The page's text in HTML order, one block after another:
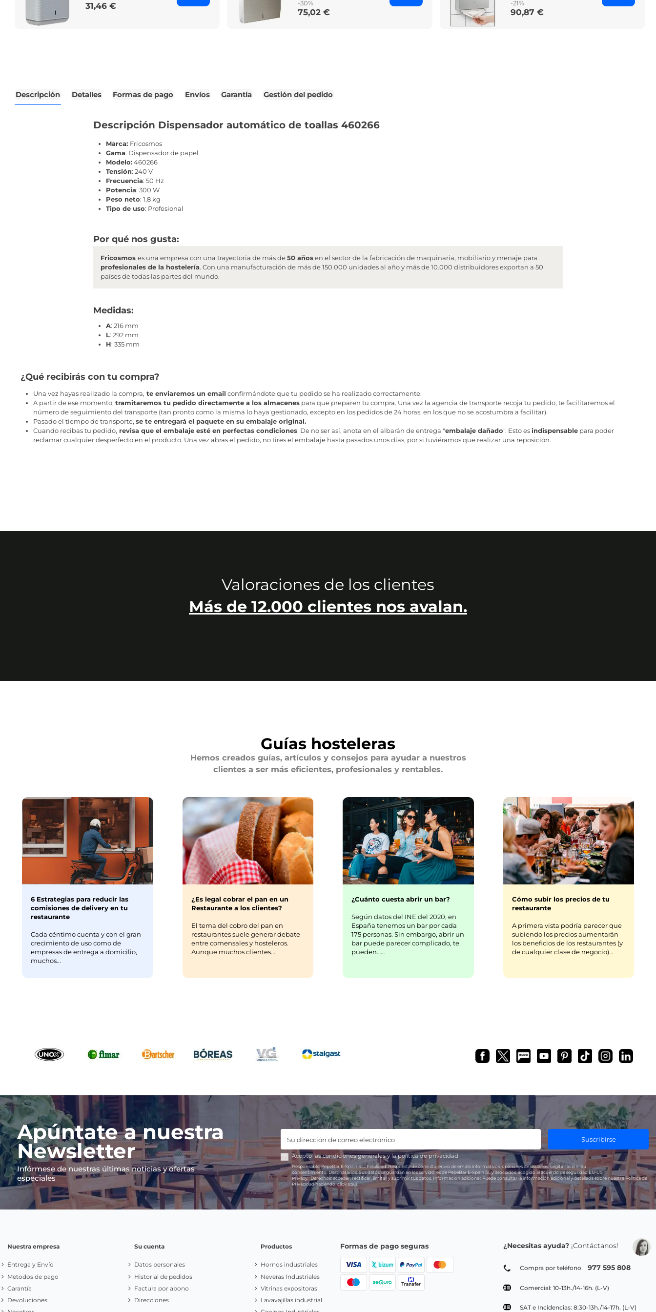
Price
31,46 €
-30%
Price
75,02 €
-21%
Price
90,87 €
Descripción Detalles Formas de pago Envíos Garantía Gestión del pedido
Descripción Dispensador automático de toallas 460266
Marca: Fricosmos
Gama: Dispensador de papel
Modelo:460266
Tensión: 240 V
Frecuencia: 50 Hz
Potencia: 300 W
Peso neto: 1,8 kg
Tipo de uso: Profesional
Por qué nos gusta:
Fricosmos es una empresa con una trayectoria de más de50 añosen el sector de la fabricación de maquinaria, mobiliario y menaje para
profesionales de la hostelería. Con una manufacturación de más de 150.000 unidades al año y más de 10.000 distribuidores exportan a 50
países de todas las partes del mundo.
Medidas:
A: 216 mm
L: 292 mm
H: 335 mm
¿Qué recibirás con tu compra?
Una vez hayas realizado la compra, te enviaremos un email confirmándote que tu pedido se ha realizado correctamente.
A partir de ese momento, tramitaremos tu pedido directamente a los almacenespara que preparen tu compra. Una vez la agencia de transporte recoja tu pedido, te facilitaremos el
número de seguimiento del transporte (tan pronto como la misma lo haya gestionado, excepto en los pedidos de 24 horas, en los que no se acostumbra a facilitar).
Pasado el tiempo de transporte, se te entregará el paquete en su embalaje original.
Cuando recibas tu pedido, revisa que el embalaje esté en perfectas condiciones. De no ser así, anota en el albarán de entrega "embalaje dañado". Esto esindispensablepara poder
reclamar cualquier desperfecto en el producto. Una vez abras el pedido, no tires el embalaje hasta pasados unos días, por si tuviéramos que realizar una reposición.
Valoraciones de los clientes
Más de 12.000 clientes nos avalan.
Guías hosteleras
Hemos creados guías, artículos y consejos para ayudar a nuestros
clientes a ser más eficientes, profesionales y rentables.
6 Estrategias para reducir las
comisiones de delivery en tu
restaurante
Cada céntimo cuenta y con el gran
crecimiento de uso como de
empresas de entrega a domicilio,
muchos...
¿Es legal cobrar el pan en un
Restaurante a los clientes?
El tema del cobro del pan en
restaurantes suele generar debate
entre comensales y hosteleros.
Aunque muchos clientes...
¿Cuánto cuesta abrir un bar?
Según datos del INE del 2020, en
España tenemos un bar por cada
175 personas. Sin embargo, abrir un
bar puede parecer complicado, te
pueden……
Cómo subir los precios de tu
restaurante
A primera vista podría parecer que
subiendo los precios aumentarán
los beneficios de los restaurantes (y
de cualquier clase de negocio)…
Apúntate a nuestra
Newsletter
Infórmese de nuestras últimas noticias y ofertas
especiales
Suscribirse
Acepto lascondiciones generalesy lapolítica de privacidad
Responsable:PepeBar E-Spain S.L.Finalidad:Respuesta de consulta, envío de emails informativos, opiniones de usuarios. Legitimación:Su
consentimiento.Destinatarios:Sus datos se guardan en los servidores de PepeBar E-Spain SL y asociados, acogido al acuerdo de seguridad EU-US
Privacy.Derechos:acceder, rectificar, limitar y suprimir tus datos. Información adicional:Puede consultar la información adicional y detallada sobre nuestra Política de
Privacidad haciendoclick aquí.
Nuestra empresa
Entrega y Envío
Metodos de pago
Garantía
Devoluciones
Su cuenta
Datos personales
Historial de pedidos
Factura por abono
Direcciones
Productos
Hornos industriales
Neveras Industriales
Vitrinas expositoras
Lavavajillas industrial
Formas de pago seguras ¿Necesitas ayuda? ¡Contáctanos!
Compra por teléfono 977 595 808
Comercial: 10-13h./14-16h. (L-V)
SAT e Incidencias: 8:30-13h./14-17h. (L-V)